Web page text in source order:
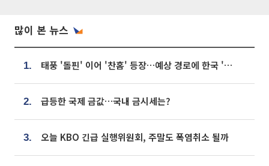
많이 본 뉴스
1. 태풍 '돌핀' 이어 '찬홈' 등장…예상 경로에 한국 '한숨'
2. 급등한 국제 금값…국내 금시세는?
3. 오늘 KBO 긴급 실행위원회, 주말도 폭염취소 될까